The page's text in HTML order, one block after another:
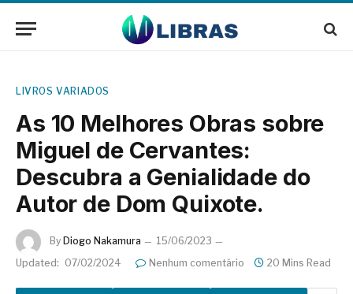
LIVROS VARIADOS
As 10 Melhores Obras sobre
Miguel de Cervantes:
Descubra a Genialidade do
Autor de Dom Quixote.
By Diogo Nakamura
15/06/2023
Updated: 07/02/2024 Nenhum comentário 20 Mins Read